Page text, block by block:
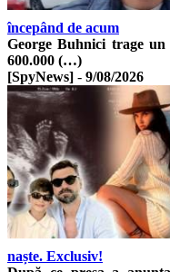
începând de acum
George Buhnici trage
600.000 (…)
[SpyNews] - 9/08/2026
naște. Exclusiv!